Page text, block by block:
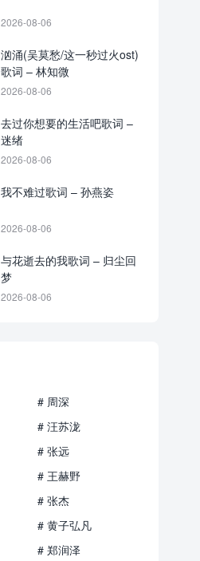
2026-08-06
汹涌(吴莫愁/这一秒过火ost)
歌词 – 林知微
2026-08-06
去过你想要的生活吧歌词 –
迷绪
2026-08-06
我不难过歌词 – 孙燕姿
2026-08-06
与花逝去的我歌词 – 归尘回
梦
2026-08-06
# 周深
# 汪苏泷
# 张远
# 王赫野
# 张杰
# 黄子弘凡
# 郑润泽